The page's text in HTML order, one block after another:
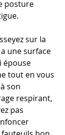
posture
sur la
une surface
épouse
tout en vous
son
respirant,
pas